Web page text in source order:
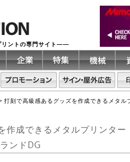
リントの専門サイト――
打刻で高級感あるグッズを作成できるメタ
作成できるメタルプリンター
ンドDG